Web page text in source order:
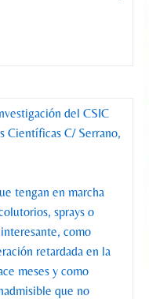
del CSIC
Científicas C/ Serrano,
tengan en marcha
sprays o
como
retardada en la
meses y como
que no